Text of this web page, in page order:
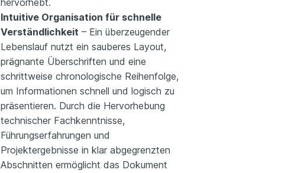
hervorhebt.
Intuitive Organisation für schnelle
Verständlichkeit – Ein überzeugender
Lebenslauf nutzt ein sauberes Layout,
prägnante Überschriften und eine
schrittweise chronologische Reihenfolge,
um Informationen schnell und logisch zu
präsentieren. Durch die Hervorhebung
technischer Fachkenntnisse,
Führungserfahrungen und
Projektergebnisse in klar abgegrenzten
Abschnitten ermöglicht das Dokument